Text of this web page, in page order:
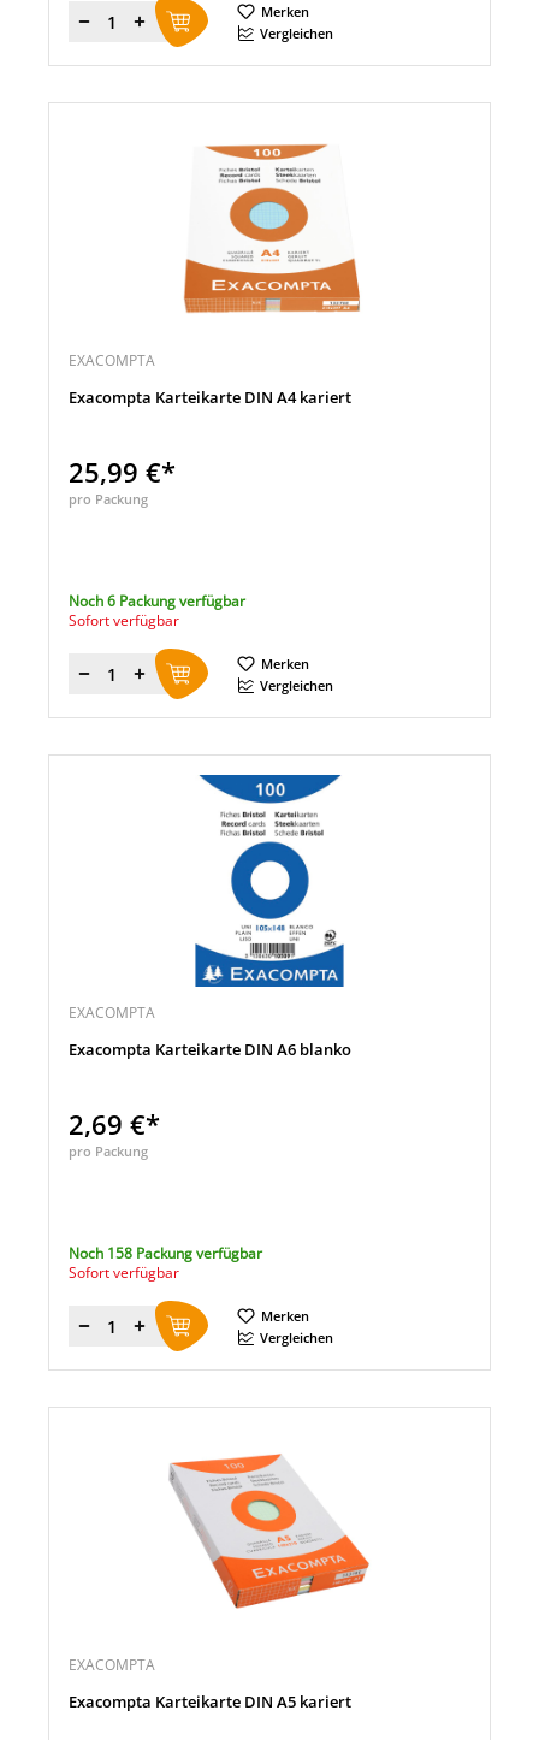
Menge
Merken
Vergleichen
EXACOMPTA
Exacompta Karteikarte DIN A4 kariert
25,99 €*
pro Packung
Noch 6 Packung verfügbar
Sofort verfügbar
Menge
Merken
Vergleichen
EXACOMPTA
Exacompta Karteikarte DIN A6 blanko
2,69 €*
pro Packung
Noch 158 Packung verfügbar
Sofort verfügbar
Menge
Merken
Vergleichen
EXACOMPTA
Exacompta Karteikarte DIN A5 kariert